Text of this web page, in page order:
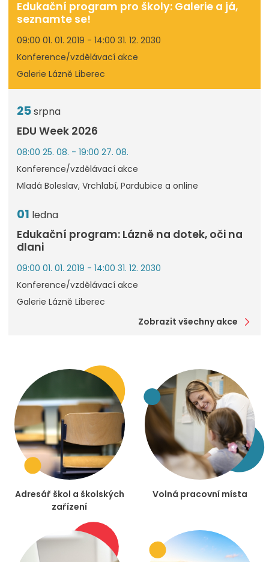
Edukační program pro školy: Galerie a já,
seznamte se!
09:00 01. 01. 2019 - 14:00 31. 12. 2030
Konference/vzdělávací akce
Galerie Lázně Liberec
25srpna
EDU Week 2026
08:00 25. 08. - 19:00 27. 08.
Konference/vzdělávací akce
Mladá Boleslav, Vrchlabí, Pardubice a online
01 ledna
Edukační program: Lázně na dotek, oči na
dlani
09:00 01. 01. 2019 - 14:00 31. 12. 2030
Konference/vzdělávací akce
Galerie Lázně Liberec
Zobrazit všechny akce
Adresář škol a školských
zařízení
Volná pracovní místa